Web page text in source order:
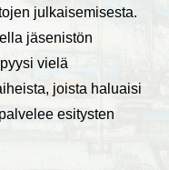
julkaisemisesta.
jäsenistön
vielä
joista haluaisi
esitysten